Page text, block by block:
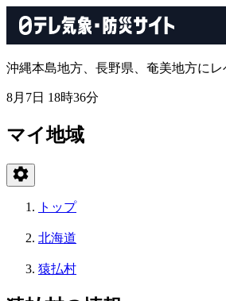
沖縄本島地方、長野県、奄美地方に
8月7日 18時36分
マイ地域
トップ
北海道
猿払村